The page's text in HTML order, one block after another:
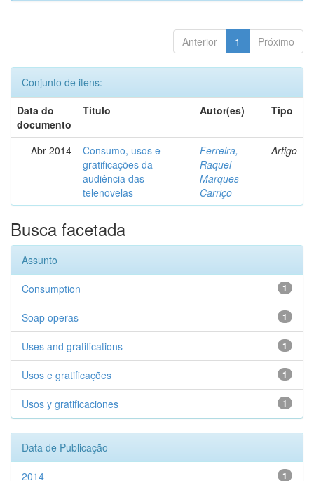
Anterior 1 Próximo
Conjunto de itens:
Data do
documento
Título Autor(es) Tipo
Abr-2014
Consumo, usos e
gratificações da
audiência das
telenovelas
Ferreira,
Raquel
Marques
Carriço
Artigo
Busca facetada
Assunto
1
Consumption
1
Soap operas
1
Uses and gratifications
1
Usos e gratificações
1
Usos y gratificaciones
Data de Publicação
1
2014